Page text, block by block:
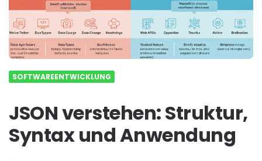
SOFTWAREENTWICKLUNG
JSON verstehen: Struktur,
Syntax und Anwendung